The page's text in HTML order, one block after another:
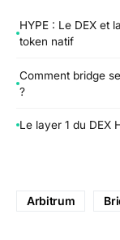
HYPE : Le DEX et
token natif
Comment bridge
?
Le layer 1 du DEX
Arbitrum